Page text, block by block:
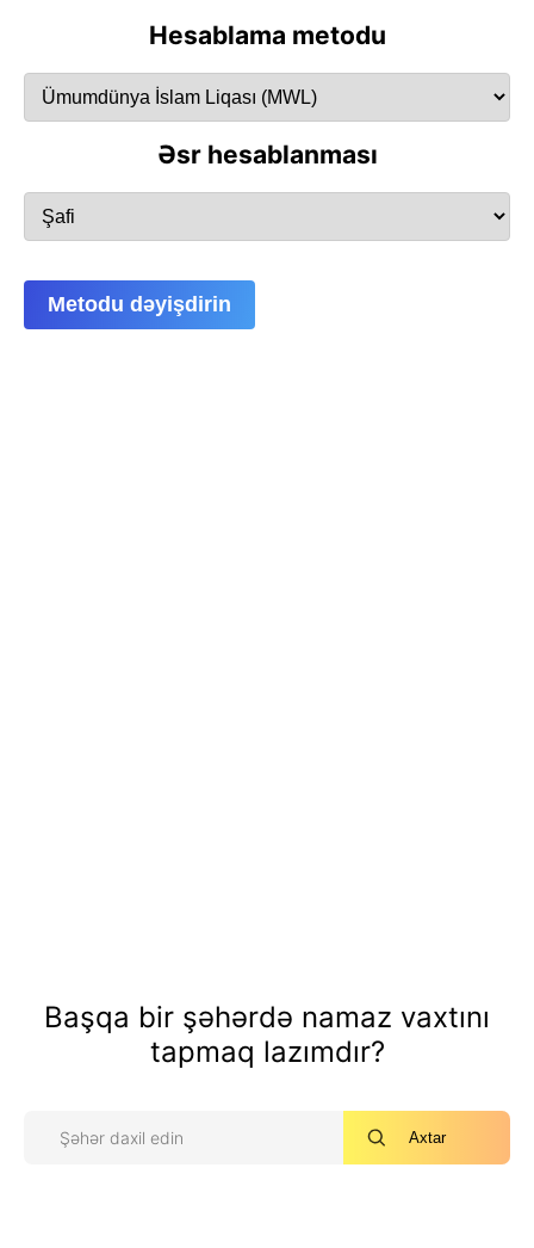
Hesablama metodu
Əsr hesablanması
Metodu dəyişdirin
Başqa bir şəhərdə namaz vaxtını
tapmaq lazımdır?
Axtar